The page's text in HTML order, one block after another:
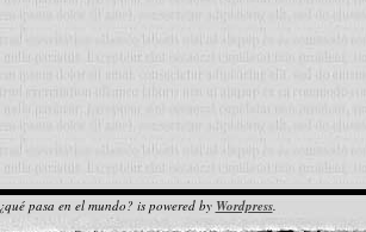
¿qué pasa en el mundo? is powered by Wordpress.